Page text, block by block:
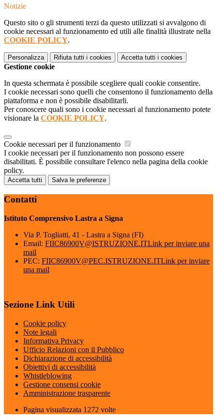
Notizie
Questo sito o gli strumenti terzi da questo utilizzati si avvalgono di
cookie necessari al funzionamento ed utili alle finalità illustrate nella
COOKIE POLICY.
Personalizza Rifiuta tutti i cookies Accetta tutti i cookies
Gestione cookie
In questa schermata è possibile scegliere quali cookie consentire.
I cookie necessari sono quelli che consentono il funzionamento della
piattaforma e non è possibile disabilitarli.
Per conoscere quali sono i cookie necessari al funzionamento potete
visionare la COOKIE POLICY.
Cookie necessari per il funzionamento
I cookie necessari per il funzionamento non possono essere
disabilitati. È possibile consultare l'elenco nella pagina della cookie
policy.
Accetta tutti Salva le preferenze
Contatti
Istituto Comprensivo Lastra a Signa
Via P. Togliatti, 41 - Lastra a Signa (FI)
Email: FIIC86900V@ISTRUZIONE.ITLink per inviare una
mail
PEC: FIIC86900V@PEC.ISTRUZIONE.ITLink per inviare
una mail
Sezione Link Utili
Cookie policy
Note legali
Informativa Privacy
Ufficio Relazioni con il Pubblico
Dichiarazione di accessibilità
Obiettivi di accessibilità
Whistleblowing
Gestione consensi cookie
Amministrazione trasparente
Pagina visualizzata 1272 volte